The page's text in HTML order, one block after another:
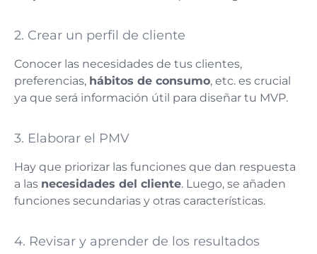
2. Crear un perfil de cliente
Conocer las necesidades de tus clientes,
preferencias, hábitos de consumo, etc. es crucial
ya que será información útil para diseñar tu MVP.
3. Elaborar el PMV
Hay que priorizar las funciones que dan respuesta
a las necesidades del cliente. Luego, se añaden
funciones secundarias y otras características.
4. Revisar y aprender de los resultados